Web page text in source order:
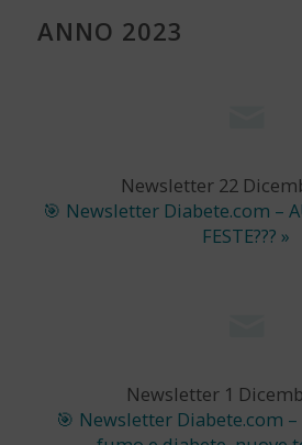
ANNO 2023
Newsletter 22
🎯 Newsletter Diabete.com –
FESTE??? »
Newsletter 1
🎯 Newsletter Diabete.com